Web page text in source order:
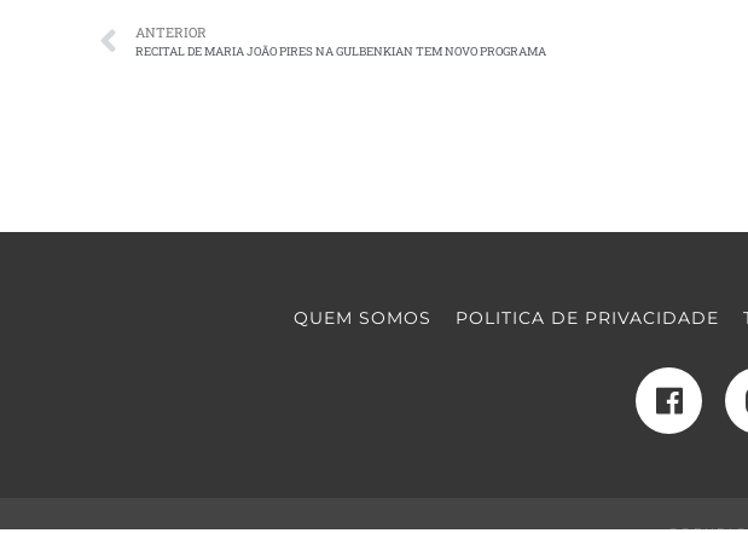
ANTERIOR
RECITAL DE MARIA JOÃO PIRES NA GULBENKIAN TEM NOVO PROGRAMA
QUEM SOMOS POLITICA DE PRIVACIDADE